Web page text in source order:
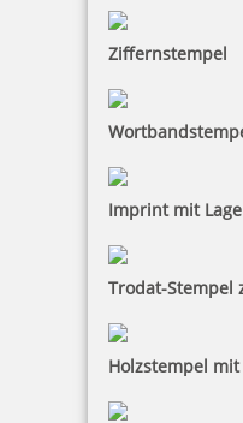
Ziffernstempel
Imprint mit
Trodat-Stempel
Holzstempel